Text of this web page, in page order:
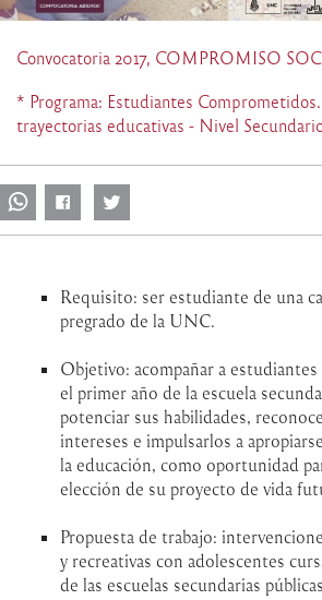
Convocatoria 2017, COMPROMISO
* Programa: Estudiantes
trayectorias educativas - Nivel
Requisito: ser estudiante de una
pregrado de la UNC.
Objetivo: acompañar a
el primer año de la escuela
potenciar sus habilidades,
intereses e impulsarlos a
la educación, como oportunidad
elección de su proyecto de vida
Propuesta de trabajo:
y recreativas con adolescentes
de las escuelas secundarias